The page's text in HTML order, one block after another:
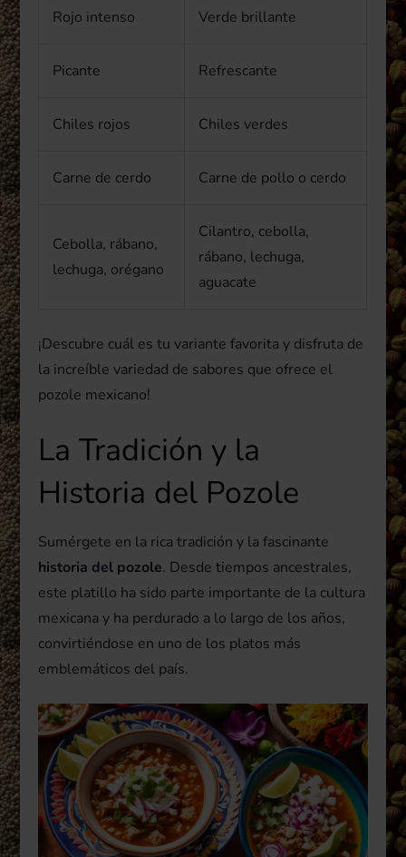
Rojo intenso Verde brillante
Picante Refrescante
Chiles rojos Chiles verdes
Carne de cerdo Carne de pollo o cerdo
Cebolla, rábano,
lechuga, orégano
Cilantro, cebolla,
rábano, lechuga,
aguacate
¡Descubre cuál es tu variante favorita y disfruta de
la increíble variedad de sabores que ofrece el
pozole mexicano!
La Tradición y la
Historia del Pozole
Sumérgete en la rica tradición y la fascinante
historia del pozole. Desde tiempos ancestrales,
este platillo ha sido parte importante de la cultura
mexicana y ha perdurado a lo largo de los años,
convirtiéndose en uno de los platos más
emblemáticos del país.